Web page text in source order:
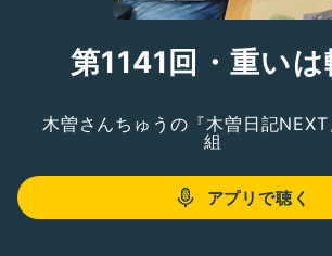
第1141回・重い
木曽さんちゅうの『木曽日記NEXT
組
アプリで聴く